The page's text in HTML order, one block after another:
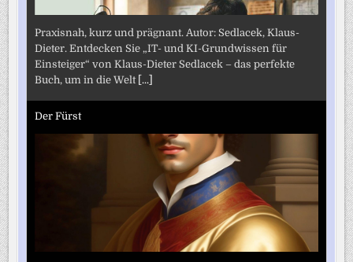
Praxisnah, kurz und prägnant. Autor: Sedlacek, Klaus-
Dieter. Entdecken Sie „IT- und KI-Grundwissen für
Einsteiger“ von Klaus-Dieter Sedlacek – das perfekte
Buch, um in die Welt [...]
Der Fürst